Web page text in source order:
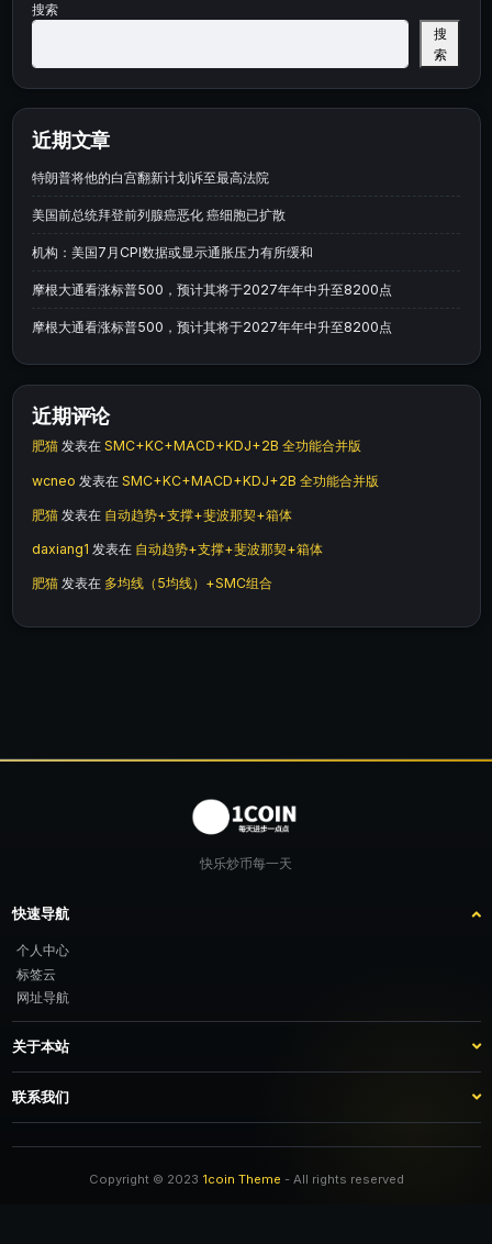
搜索
搜
索
近期文章
特朗普将他的白宫翻新计划诉至最高法院
美国前总统拜登前列腺癌恶化 癌细胞已扩散
机构：美国7月CPI数据或显示通胀压力有所缓和
摩根大通看涨标普500，预计其将于2027年年中升至8200点
摩根大通看涨标普500，预计其将于2027年年中升至8200点
近期评论
肥猫 发表在 SMC+KC+MACD+KDJ+2B 全功能合并版
wcneo 发表在 SMC+KC+MACD+KDJ+2B 全功能合并版
肥猫 发表在 自动趋势+支撑+斐波那契+箱体
daxiang1 发表在 自动趋势+支撑+斐波那契+箱体
肥猫 发表在 多均线（5均线）+SMC组合
快乐炒币每一天
快速导航
个人中心
标签云
网址导航
关于本站
站点介绍
客服咨询
推广计划
联系我们
TG：@feimao2024 QQ：3261605442 微信：moto001com 新浪微博：三
Copyright © 2023 1coin Theme - All rights reserved